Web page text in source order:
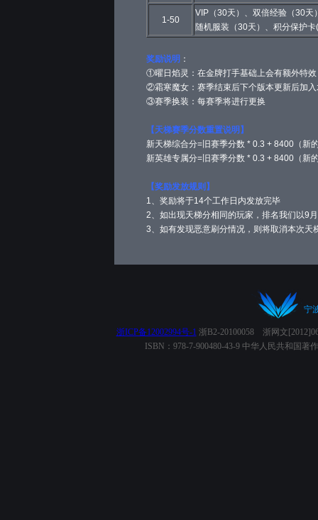
1-50
VIP（30天）、双倍经验（30天
随机服装（30天）、积分保护
奖励说明 ：
①曜日焰灵：在金牌打手基础上会有额外特效
②霜寒魔女：赛季结束后下个版本更新后加
③赛季换装：每赛季将进行更换
【天梯赛季分数重置说明】
新天梯综合分=旧赛季分数 * 0.3 + 8400（新
新英雄专属分=旧赛季分数 * 0.3 + 8400（新
【奖励发放规则】
1、奖励将于14个工作日内发放完毕
2、如出现天梯分相同的玩家，排名我们以9
3、如有发现恶意刷分情况，则将取消本次
宁
浙ICP备12002994号-1 浙B2-20100058 浙网文
ISBN：978-7-900480-43-9 中华人民共和国